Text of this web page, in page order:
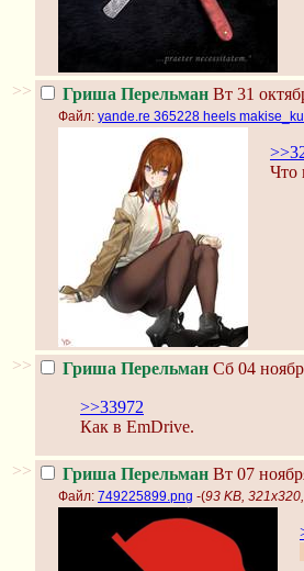
>> Гриша Перельман Вт 31
Файл: yande.re 365228 heels
Что
>> Гриша Перельман Сб 04
>>33972
Как в EmDrive.
>> Гриша Перельман Вт 07
Файл: 749225899.png -(93 KB,